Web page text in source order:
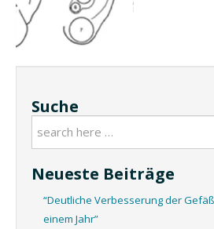
Suche
Neueste Beiträge
“Deutliche Verbesserung der
einem Jahr”